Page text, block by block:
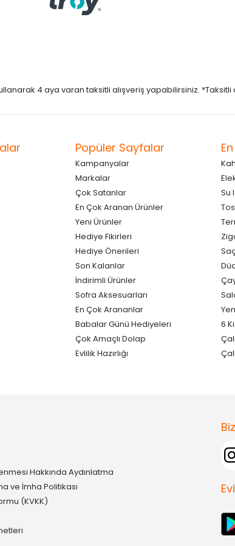
4 aya varan taksitli alışveriş yapabilirsiniz. *Taksitli
Popüler Sayfalar
Kampanyalar
Markalar
Çok Satanlar
En Çok Aranan Ürünler
Yeni Ürünler
Hediye Fikirleri
Hediye Önerileri
Son Kalanlar
İndirimli Ürünler
Sofra Aksesuarları
En Çok Arananlar
Babalar Günü Hediyeleri
Çok Amaçlı Dolap
Evlilik Hazırlığı
Su
6
Hakkında Aydınlatma
ve İmha Politikası
(KVKK)